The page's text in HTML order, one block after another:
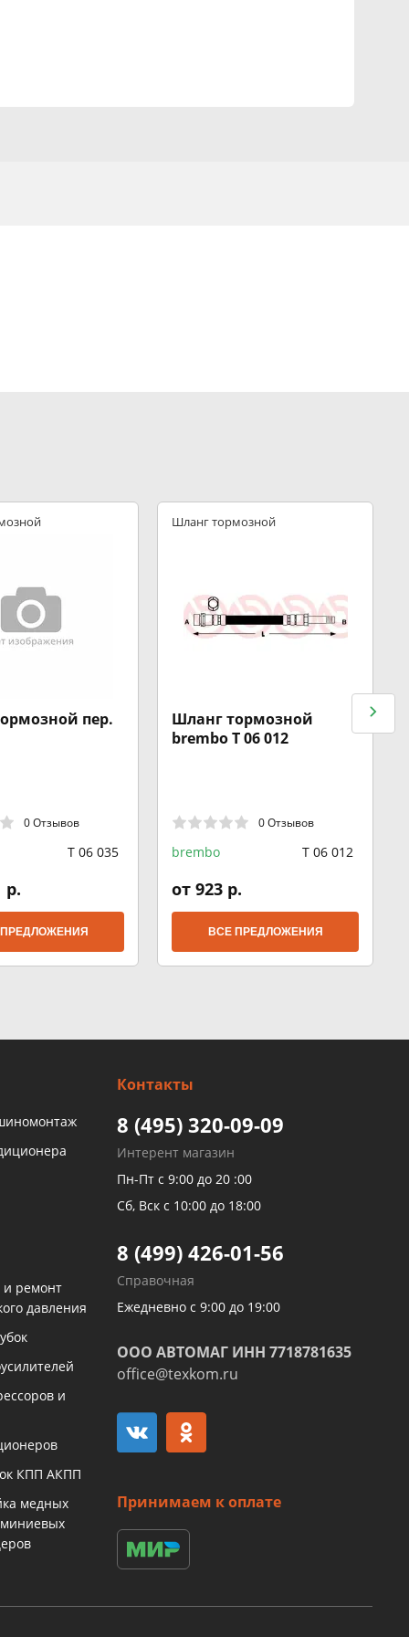
пер.
0 Отзывов
T 06 035
р.
Шланг тормозной
Шланг тормозной
brembo T 06 012
0 Отзывов
brembo T 06 012
от 923 р.
ВСЕ ПРЕДЛОЖЕНИЯ
и ремонт
давления
и
КПП АКПП
медных
Контакты
8 (495) 320-09-09
Интерент магазин
Пн-Пт с 9:00 до 20 :00
Сб, Вск с 10:00 до 18:00
8 (499) 426-01-56
Справочная
Ежедневно с 9:00 до 19:00
ООО АВТОМАГ ИНН 7718781635
office@texkom.ru
Принимаем к оплате